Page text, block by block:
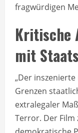
fragwürdigen
Kritische
mit
„Der
Grenzen
extralegaler
Terror. Der Film